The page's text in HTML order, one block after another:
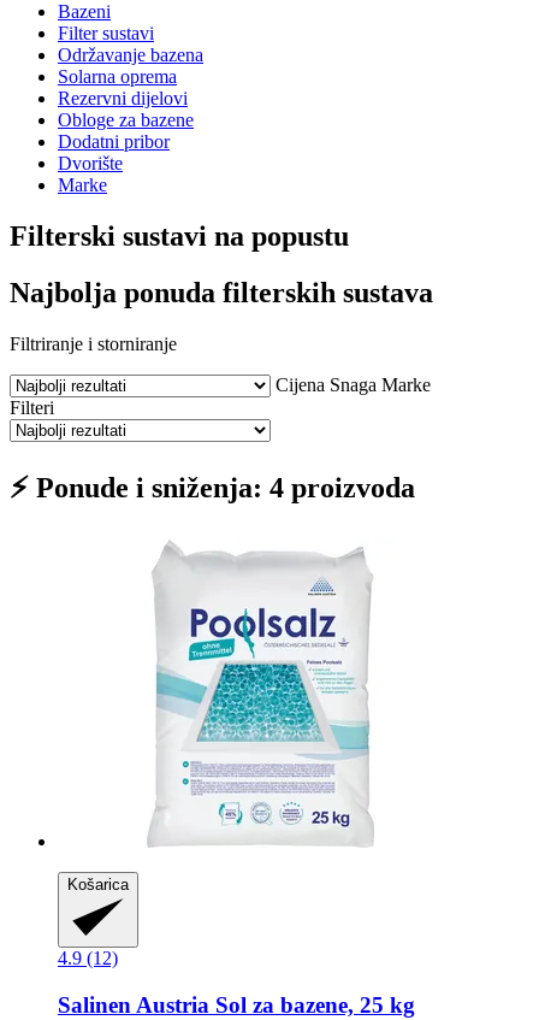
Bazeni
Filter sustavi
Održavanje bazena
Solarna oprema
Rezervni dijelovi
Obloge za bazene
Dodatni pribor
Dvorište
Marke
Filterski sustavi na popustu
Najbolja ponuda filterskih sustava
Filtriranje i storniranje
Cijena Snaga Marke
Filteri
⚡ Ponude i sniženja: 4 proizvoda
Košarica
4.9 (12)
Salinen Austria Sol za bazene, 25 kg